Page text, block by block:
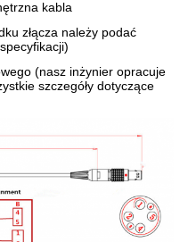
kabla
złącza należy podać
(nasz inżynier opracuje
szczegóły dotyczące